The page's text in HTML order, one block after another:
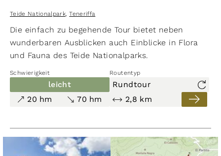
Teide Nationalpark, Teneriffa
​Die einfach zu begehende Tour bietet neben
wunderbaren Ausblicken auch Einblicke in Flora
und Fauna des Teide Nationalparks.
Schwierigkeit Routentyp
leicht
Rundtour
20 hm
70 hm 2,8 km